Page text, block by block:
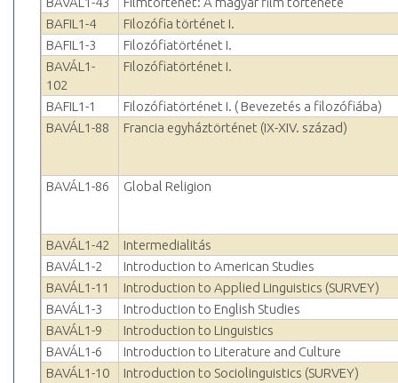
BAFIL1-4
Filozófia történet I.
BAFIL1-3
Filozófiatörténet I.
BAVÁL1-
102
Filozófiatörténet I.
BAFIL1-1
Filozófiatörténet I. ( Bevezetés a filozófiába)
BAVÁL1-88
Francia egyháztörténet (IX-XIV. század)
BAVÁL1-86 Global Religion
BAVÁL1-42
Intermedialitás
BAVÁL1-2
Introduction to American Studies
BAVÁL1-11
Introduction to Applied Linguistics (SURVEY)
BAVÁL1-3
Introduction to English Studies
BAVÁL1-9
Introduction to Linguistics
BAVÁL1-6
Introduction to Literature and Culture
BAVÁL1-10
Introduction to Sociolinguistics (SURVEY)